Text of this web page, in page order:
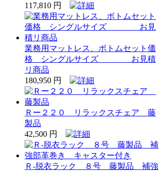
117,810 円
業務用マットレス、ボトムセット価
格 シングルサイズ お見積
リ商品
180,950 円
Ｒー２２０ リラックスチェア 藤
製品
42,500 円
Ｒ‐脱衣ラック ８号 藤製品 補強